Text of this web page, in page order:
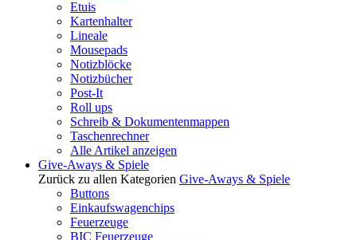
Etuis
Kartenhalter
Lineale
Mousepads
Notizblöcke
Notizbücher
Post-It
Roll ups
Schreib & Dokumentenmappen
Taschenrechner
Alle Artikel anzeigen
Give-Aways & Spiele
Zurück zu allen Kategorien Give-Aways & Spiele
Buttons
Einkaufswagenchips
Feuerzeuge
BIC Feuerzeuge